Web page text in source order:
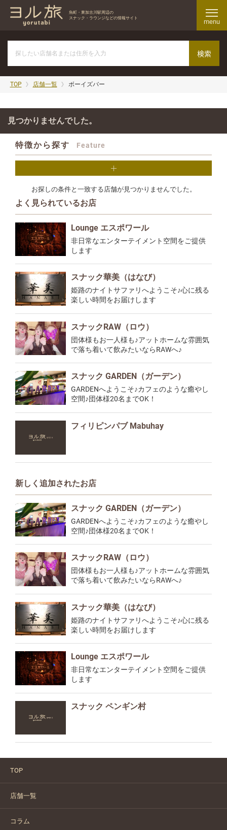
魚町・東加古川駅周辺の
スナック・ラウンジなどの情報サイト
menu
TOP 店舗一覧 ボーイズバー
見つかりませんでした。
特徴から探す Feature
お探しの条件と一致する店舗が見つかりませんでした。
よく見られているお店
Lounge エスポワール
非日常なエンターテイメント空間をご提供
します
スナック華美（はなび）
姫路のナイトサファリへようこそ♪心に残る
楽しい時間をお届けします
スナックRAW（ロウ）
団体様もお一人様も♪アットホームな雰囲気
で落ち着いて飲みたいならRAWへ♪
スナック GARDEN（ガーデン）
GARDENへようこそ♪カフェのような癒やし
空間♪団体様20名までOK！
フィリピンパブ Mabuhay
新しく追加されたお店
スナック GARDEN（ガーデン）
GARDENへようこそ♪カフェのような癒やし
空間♪団体様20名までOK！
スナックRAW（ロウ）
団体様もお一人様も♪アットホームな雰囲気
で落ち着いて飲みたいならRAWへ♪
スナック華美（はなび）
姫路のナイトサファリへようこそ♪心に残る
楽しい時間をお届けします
Lounge エスポワール
非日常なエンターテイメント空間をご提供
します
スナック ペンギン村
TOP
店舗一覧
コラム